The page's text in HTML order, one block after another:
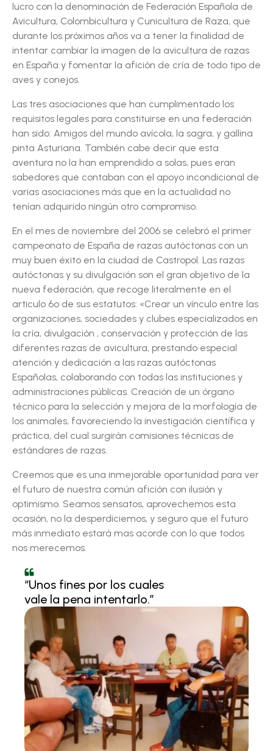
lucro con la denominación de Federación Española de
Avicultura, Colombicultura y Cunicultura de Raza, que
durante los próximos años va a tener la finalidad de
intentar cambiar la imagen de la avicultura de razas
en España y fomentar la afición de cría de todo tipo de
aves y conejos.
Las tres asociaciones que han cumplimentado los
requisitos legales para constituirse en una federación
han sido: Amigos del mundo avícola, la sagra, y gallina
pinta Asturiana. También cabe decir que esta
aventura no la han emprendido a solas, pues eran
sabedores que contaban con el apoyo incondicional de
varias asociaciones más que en la actualidad no
tenían adquirido ningún otro compromiso.
En el mes de noviembre del 2006 se celebró el primer
campeonato de España de razas autóctonas con un
muy buen éxito en la ciudad de Castropol. Las razas
autóctonas y su divulgación son el gran objetivo de la
nueva federación, que recoge literalmente en el
articulo 6º de sus estatutos: «Crear un vínculo entre las
organizaciones, sociedades y clubes especializados en
la cría, divulgación , conservación y protección de las
diferentes razas de avicultura, prestando especial
atención y dedicación a las razas autóctonas
Españolas, colaborando con todas las instituciones y
administraciones públicas. Creación de un órgano
técnico para la selección y mejora de la morfología de
los animales, favoreciendo la investigación científica y
práctica, del cual surgirán comisiones técnicas de
estándares de razas.
Creemos que es una inmejorable oportunidad para ver
el futuro de nuestra común afición con ilusión y
optimismo. Seamos sensatos, aprovechemos esta
ocasión, no la desperdiciemos, y seguro que el futuro
más inmediato estará mas acorde con lo que todos
nos merecemos.
“Unos fines por los cuales
vale la pena intentarlo.”